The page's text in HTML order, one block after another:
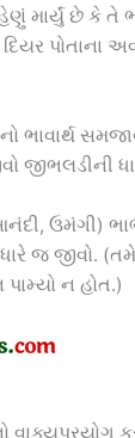
માર્યું છે કે તે
પોતાના
ભાવાર્થ
જીભલડીની
ઉમંગી)
જ જીવો.
ન હોત.)
વાક્યપ્રયોગ